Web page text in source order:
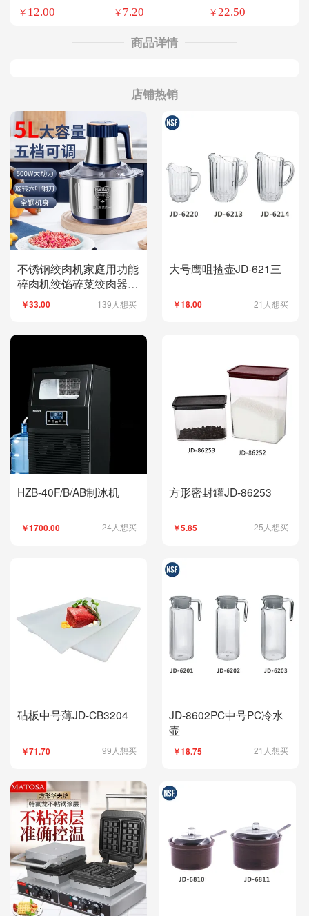
￥ 12.00 ￥ 7.20 ￥ 22.50
商品详情
店铺热销
不锈钢绞肉机家庭用功能
碎肉机绞馅碎菜绞肉器蒜
泥辅食电动料理机
￥33.00 139人想买
大号鹰咀揸壶JD-621三
￥18.00 21人想买
HZB-40F/B/AB制冰机
￥1700.00 24人想买
方形密封罐JD-86253
￥5.85 25人想买
砧板中号薄JD-CB3204
￥71.70 99人想买
JD-8602PC中号PC冷水
壶
￥18.75 21人想买